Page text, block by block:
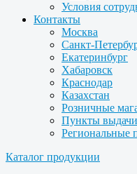
Условия
Контакты
Москва
Санкт-
Екатеринбург
Хабаровск
Краснодар
Казахстан
Розничные
Пункты выдачи
Региональные
Каталог продукции